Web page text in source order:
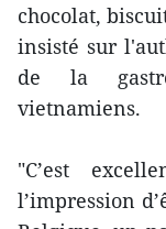
chocolat,
insisté sur
de la
vietnamiens.
"C’est
l’impression